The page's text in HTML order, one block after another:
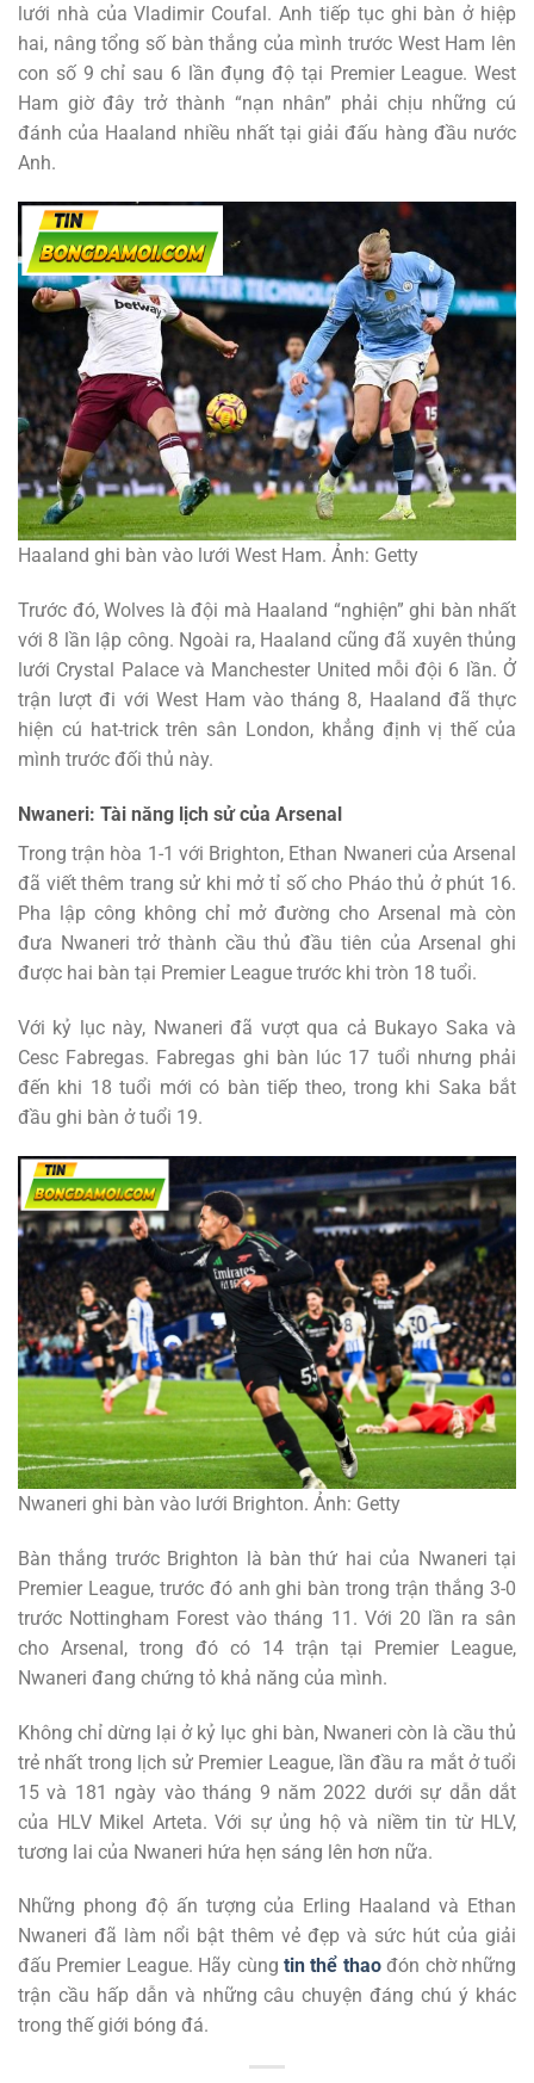
lưới nhà của Vladimir Coufal. Anh tiếp tục ghi bàn ở hiệp
hai, nâng tổng số bàn thắng của mình trước West Ham lên
con số 9 chỉ sau 6 lần đụng độ tại Premier League. West
Ham giờ đây trở thành “nạn nhân” phải chịu những cú
đánh của Haaland nhiều nhất tại giải đấu hàng đầu nước
Anh.
Haaland ghi bàn vào lưới West Ham. Ảnh: Getty
Trước đó, Wolves là đội mà Haaland “nghiện” ghi bàn nhất
với 8 lần lập công. Ngoài ra, Haaland cũng đã xuyên thủng
lưới Crystal Palace và Manchester United mỗi đội 6 lần. Ở
trận lượt đi với West Ham vào tháng 8, Haaland đã thực
hiện cú hat-trick trên sân London, khẳng định vị thế của
mình trước đối thủ này.
Nwaneri: Tài năng lịch sử của Arsenal
Trong trận hòa 1-1 với Brighton, Ethan Nwaneri của Arsenal
đã viết thêm trang sử khi mở tỉ số cho Pháo thủ ở phút 16.
Pha lập công không chỉ mở đường cho Arsenal mà còn
đưa Nwaneri trở thành cầu thủ đầu tiên của Arsenal ghi
được hai bàn tại Premier League trước khi tròn 18 tuổi.
Với kỷ lục này, Nwaneri đã vượt qua cả Bukayo Saka và
Cesc Fabregas. Fabregas ghi bàn lúc 17 tuổi nhưng phải
đến khi 18 tuổi mới có bàn tiếp theo, trong khi Saka bắt
đầu ghi bàn ở tuổi 19.
Nwaneri ghi bàn vào lưới Brighton. Ảnh: Getty
Bàn thắng trước Brighton là bàn thứ hai của Nwaneri tại
Premier League, trước đó anh ghi bàn trong trận thắng 3-0
trước Nottingham Forest vào tháng 11. Với 20 lần ra sân
cho Arsenal, trong đó có 14 trận tại Premier League,
Nwaneri đang chứng tỏ khả năng của mình.
Không chỉ dừng lại ở kỷ lục ghi bàn, Nwaneri còn là cầu thủ
trẻ nhất trong lịch sử Premier League, lần đầu ra mắt ở tuổi
15 và 181 ngày vào tháng 9 năm 2022 dưới sự dẫn dắt
của HLV Mikel Arteta. Với sự ủng hộ và niềm tin từ HLV,
tương lai của Nwaneri hứa hẹn sáng lên hơn nữa.
Những phong độ ấn tượng của Erling Haaland và Ethan
Nwaneri đã làm nổi bật thêm vẻ đẹp và sức hút của giải
đấu Premier League. Hãy cùng tin thể thaođón chờ những
trận cầu hấp dẫn và những câu chuyện đáng chú ý khác
trong thế giới bóng đá.